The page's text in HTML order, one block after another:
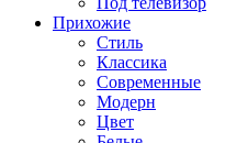
Прихожие
Стиль
Классика
Современные
Модерн
Цвет